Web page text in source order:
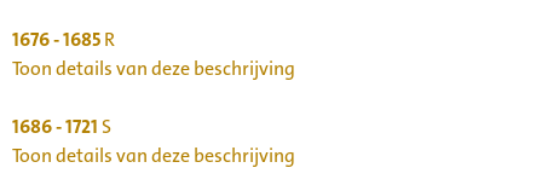
1676 - 1685R
Toon details van deze beschrijving
1686 - 1721 S
Toon details van deze beschrijving